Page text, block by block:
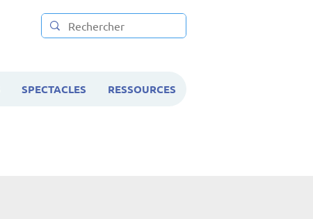
SPECTACLES RESSOURCES